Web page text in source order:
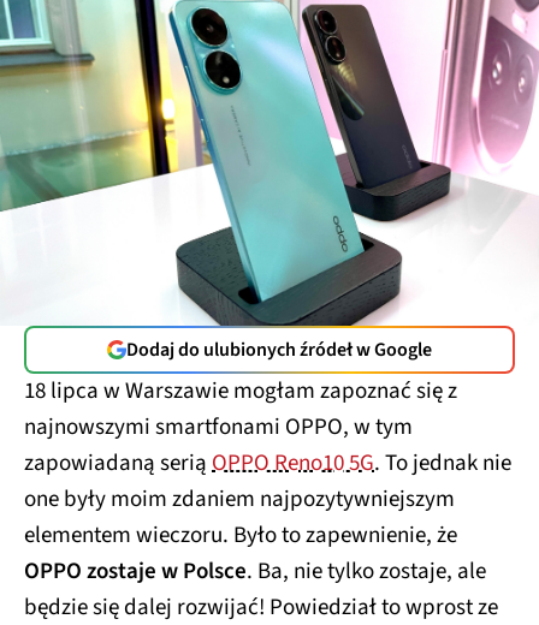
Dodaj do ulubionych źródeł w Google
18 lipca w Warszawie mogłam zapoznać się z
najnowszymi smartfonami OPPO, w tym
zapowiadaną seriąOPPO Reno10 5G. To jednak nie
one były moim zdaniem najpozytywniejszym
elementem wieczoru. Było to zapewnienie, że
OPPO zostaje w Polsce. Ba, nie tylko zostaje, ale
będzie się dalej rozwijać! Powiedział to wprost ze